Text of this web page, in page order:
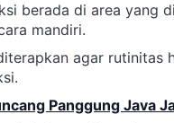
berada di area yang
mandiri.
agar rutinitas
Panggung Java